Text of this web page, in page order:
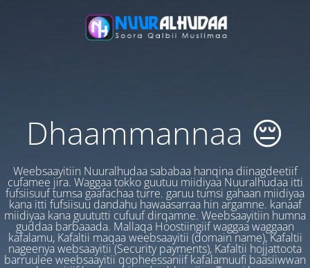
Dhaammannaa 😔
Weebsaayitiin Nuuralhudaa sababaa hanqina diinagdeetiif
cufamee jira. Waggaa tokko guutuu miidiyaa Nuuralhudaa itti
fufsiisuuf tumsa gaafachaa turre. garuu tumsi gahaan miidiyaa
kana itti fufsiisuu dandahu hawaasarraa hin argamne. kanaaf
miidiyaa kana guututti cufuuf dirqamne. Weebsaayitiin humna
guddaa barbaaada. Mallaqa Hoostiingiif waggaa waggaan
kafalamu, Kafaltii maqaa weebsaayitii (domain name), Kafaltii
nageenya websaayitii (Security payments), Kafaltii hojjattoota
barruulee weebsaayitii qopheessaniif kafalamuufi baasiiwwan